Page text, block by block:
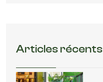
Articles récents